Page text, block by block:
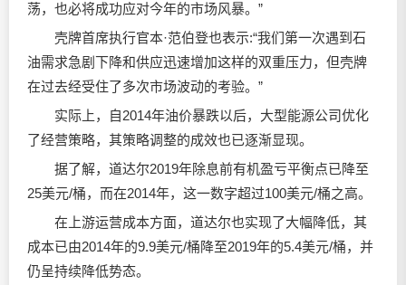
荡，也必将成功应对今年的市场风暴。”
壳牌首席执行官本·范伯登也表示:“我们第一次遇到石
油需求急剧下降和供应迅速增加这样的双重压力，但壳牌
在过去经受住了多次市场波动的考验。”
实际上，自2014年油价暴跌以后，大型能源公司优化
了经营策略，其策略调整的成效也已逐渐显现。
据了解，道达尔2019年除息前有机盈亏平衡点已降至
25美元/桶，而在2014年，这一数字超过100美元/桶之高。
在上游运营成本方面，道达尔也实现了大幅降低，其
成本已由2014年的9.9美元/桶降至2019年的5.4美元/桶，并
仍呈持续降低势态。